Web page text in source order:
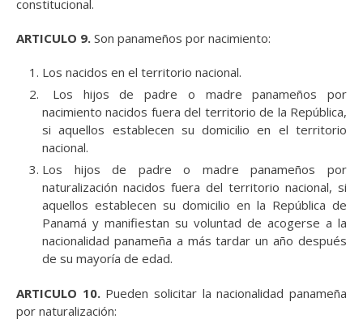
constitucional.
ARTICULO 9. Son panameños por nacimiento:
Los nacidos en el territorio nacional.
Los hijos de padre o madre panameños por
nacimiento nacidos fuera del territorio de la República,
si aquellos establecen su domicilio en el territorio
nacional.
Los hijos de padre o madre panameños por
naturalización nacidos fuera del territorio nacional, si
aquellos establecen su domicilio en la República de
Panamá y manifiestan su voluntad de acogerse a la
nacionalidad panameña a más tardar un año después
de su mayoría de edad.
ARTICULO 10.Pueden solicitar la nacionalidad panameña
por naturalización: